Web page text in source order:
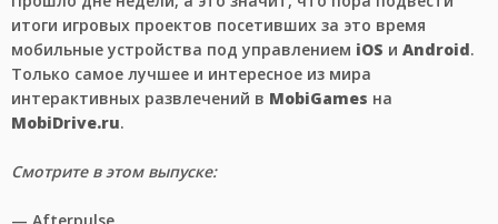
итоги игровых проектов посетивших за это время
мобильные устройства под управлением iOS и Android.
Только самое лучшее и интересное из мира
интерактивных развлечений в MobiGames на
MobiDrive.ru.
Смотрите в этом выпуске: